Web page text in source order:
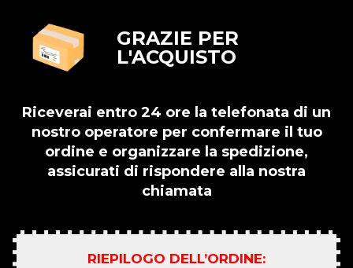
GRAZIE PER
L'ACQUISTO
Riceverai entro 24 ore la telefonata di un
nostro operatore per confermare il tuo
ordine e organizzare la spedizione,
assicurati di rispondere alla nostra
chiamata
RIEPILOGO DELL’ORDINE: